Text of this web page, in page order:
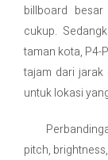
billboard
cukup.
taman kota, P4-
tajam dari jarak
untuk lokasi
pitch,